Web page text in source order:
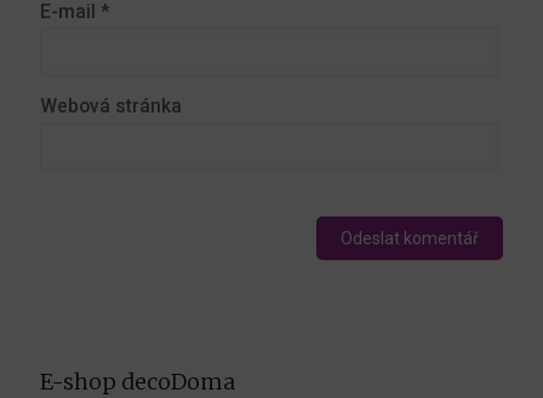
E-mail *
Webová stránka
E-shop decoDoma